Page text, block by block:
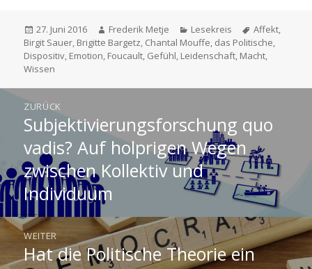
Veröffentlicht
am
27. Juni 2016 Autor
Frederik Metje Kategorien
Lesekreis Schlagwörter
Affekt,
Birgit Sauer, Brigitte Bargetz, Chantal Mouffe, das Politische,
Dispositiv, Emotion, Foucault, Gefühl, Leidenschaft, Macht,
Wissen
Beitragsnavigation
ZURÜCK
Vorheriger
Beitrag:
Subjektivierungsforschung quo
vadis? Auf holprigen Wegen
zwischen Kollektiv und
Individuum
WEITER
Nächster
Hat die Politische Theorie ein